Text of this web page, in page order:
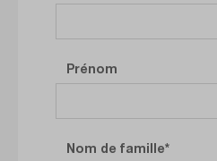
Prénom
Nom de famille